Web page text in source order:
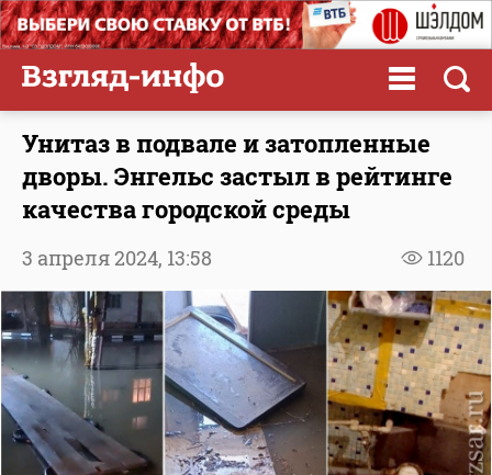
Унитаз в подвале и затопленные
дворы. Энгельс застыл в рейтинге
качества городской среды
1120
3 апреля 2024, 13:58